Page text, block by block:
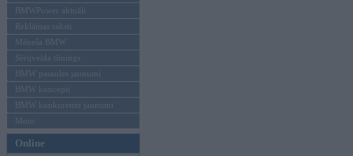
BMWPower aktuāli
Reklāmas raksti
Mēneša BMW
Sērijveida tūnings
BMW pasaules jaunumi
BMW koncepti
BMW konkurentu jaunumi
Moto
Online